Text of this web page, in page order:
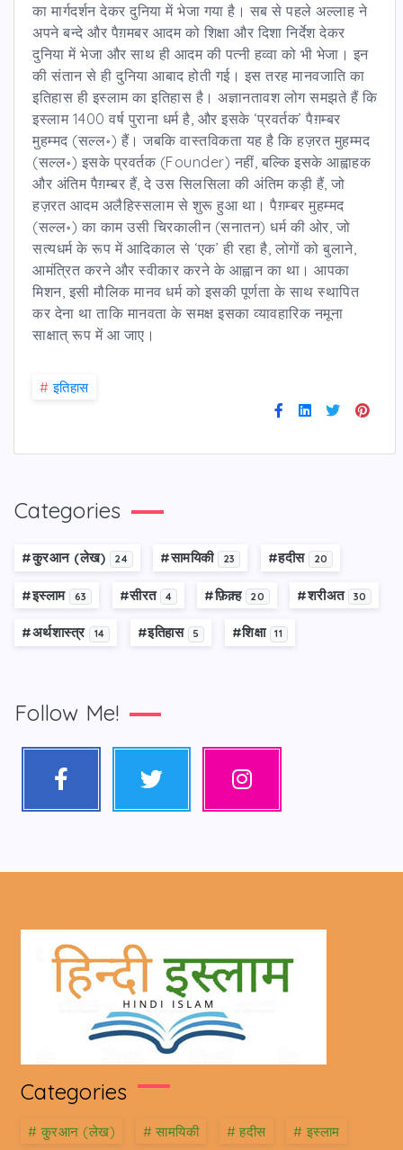
का मार्गदर्शन देकर दुनिया में भेजा गया है। सब से पहले अल्लाह ने
अपने बन्दे और पैग़मबर आदम को शिक्षा और दिशा निर्देश देकर
दुनिया में भेजा और साथ ही आदम की पत्नी हव्वा को भी भेजा। इन
की संतान से ही दुनिया आबाद होती गई। इस तरह मानवजाति का
इतिहास ही इस्लाम का इतिहास है। अज्ञानतावश लोग समझते हैं कि
इस्लाम 1400 वर्ष पुराना धर्म है, और इसके ‘प्रवर्तक’ पैग़म्बर
मुहम्मद (सल्ल॰) हैं। जबकि वास्तविकता यह है कि हज़रत मुहम्मद
(सल्ल॰) इसके प्रवर्तक (Founder) नहीं, बल्कि इसके आह्वाहक
और अंतिम पैग़म्बर हैं, दे उस सिलसिला की अंतिम कड़ी हैं, जो
हज़रत आदम अलैहिस्सलाम से शुरू हुआ था। पैग़म्बर मुहम्मद
(सल्ल॰) का काम उसी चिरकालीन (सनातन) धर्म की ओर, जो
सत्यधर्म के रूप में आदिकाल से ‘एक’ ही रहा है, लोगों को बुलाने,
आमंत्रित करने और स्वीकार करने के आह्वान का था। आपका
मिशन, इसी मौलिक मानव धर्म को इसकी पूर्णता के साथ स्थापित
कर देना था ताकि मानवता के समक्ष इसका व्यावहारिक नमूना
साक्षात् रूप में आ जाए।
# इतिहास
Categories
#कु़रआन (लेख) 24 #सामयिकी 23 #हदीस 20
#इस्लाम 63 #सीरत 4 #फ़िक़्ह 20 #शरीअत 30
#अर्थशास्त्र 14 #इतिहास 5 #शिक्षा 11
Follow Me!
Categories
# कु़रआन (लेख) # सामयिकी # हदीस # इस्लाम